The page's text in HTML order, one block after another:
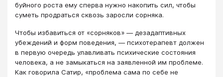
буйного роста ему сперва нужно накопить сил, чтобы
суметь продраться сквозь заросли сорняка.
Чтобы избавиться от «сорняков» — дезадаптивных
убеждений и форм поведения, — психотерапевт должен
в первую очередь улавливать психические состояния
человека, а не замыкаться на заявленной им проблеме.
Как говорила Сатир, «проблема сама по себе не